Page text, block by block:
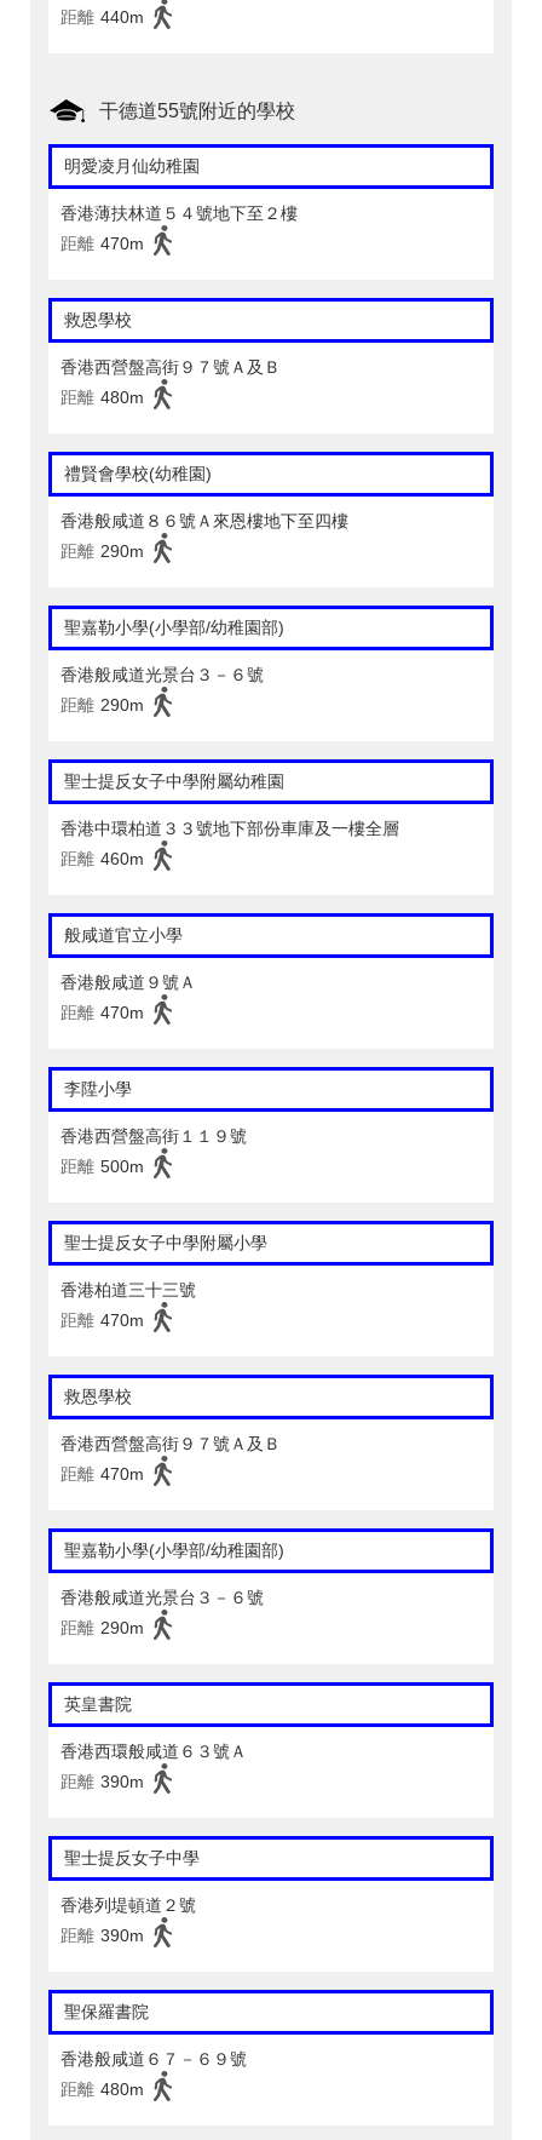
距離 440m
干德道55號附近的學校
明愛凌月仙幼稚園
香港薄扶林道５４號地下至２樓
距離 470m
救恩學校
香港西營盤高街９７號Ａ及Ｂ
距離 480m
禮賢會學校(幼稚園)
香港般咸道８６號Ａ來恩樓地下至四樓
距離 290m
聖嘉勒小學(小學部/幼稚園部)
香港般咸道光景台３－６號
距離 290m
聖士提反女子中學附屬幼稚園
香港中環柏道３３號地下部份車庫及一樓全層
距離 460m
般咸道官立小學
香港般咸道９號Ａ
距離 470m
李陞小學
香港西營盤高街１１９號
距離 500m
聖士提反女子中學附屬小學
香港柏道三十三號
距離 470m
救恩學校
香港西營盤高街９７號Ａ及Ｂ
距離 470m
聖嘉勒小學(小學部/幼稚園部)
香港般咸道光景台３－６號
距離 290m
英皇書院
香港西環般咸道６３號Ａ
距離 390m
聖士提反女子中學
香港列堤頓道２號
距離 390m
聖保羅書院
香港般咸道６７－６９號
距離 480m